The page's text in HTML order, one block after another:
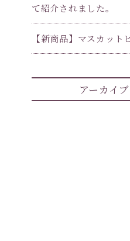
て紹介されました。
【新商品】マスカット
アーカイブ